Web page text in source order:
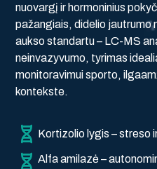
nuovargį ir hormoninius
pažangiais, didelio jautrumo
aukso standartu – LC-MS
neinvazyvumo, tyrimas
monitoravimui sporto,
kontekste.
Kortizolio lygis – streso
Alfa amilazė –